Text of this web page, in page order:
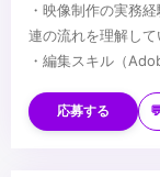
・映像制作の実務
連の流れを理解して
・編集スキル（
・外部の編集者、カ
行、品質管理の経験
・縦型ショート動
Shorts）の企画、
応募する